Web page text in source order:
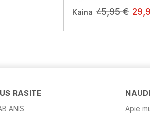
Kaina 45,95 €
RASITE
ANIS
Apie